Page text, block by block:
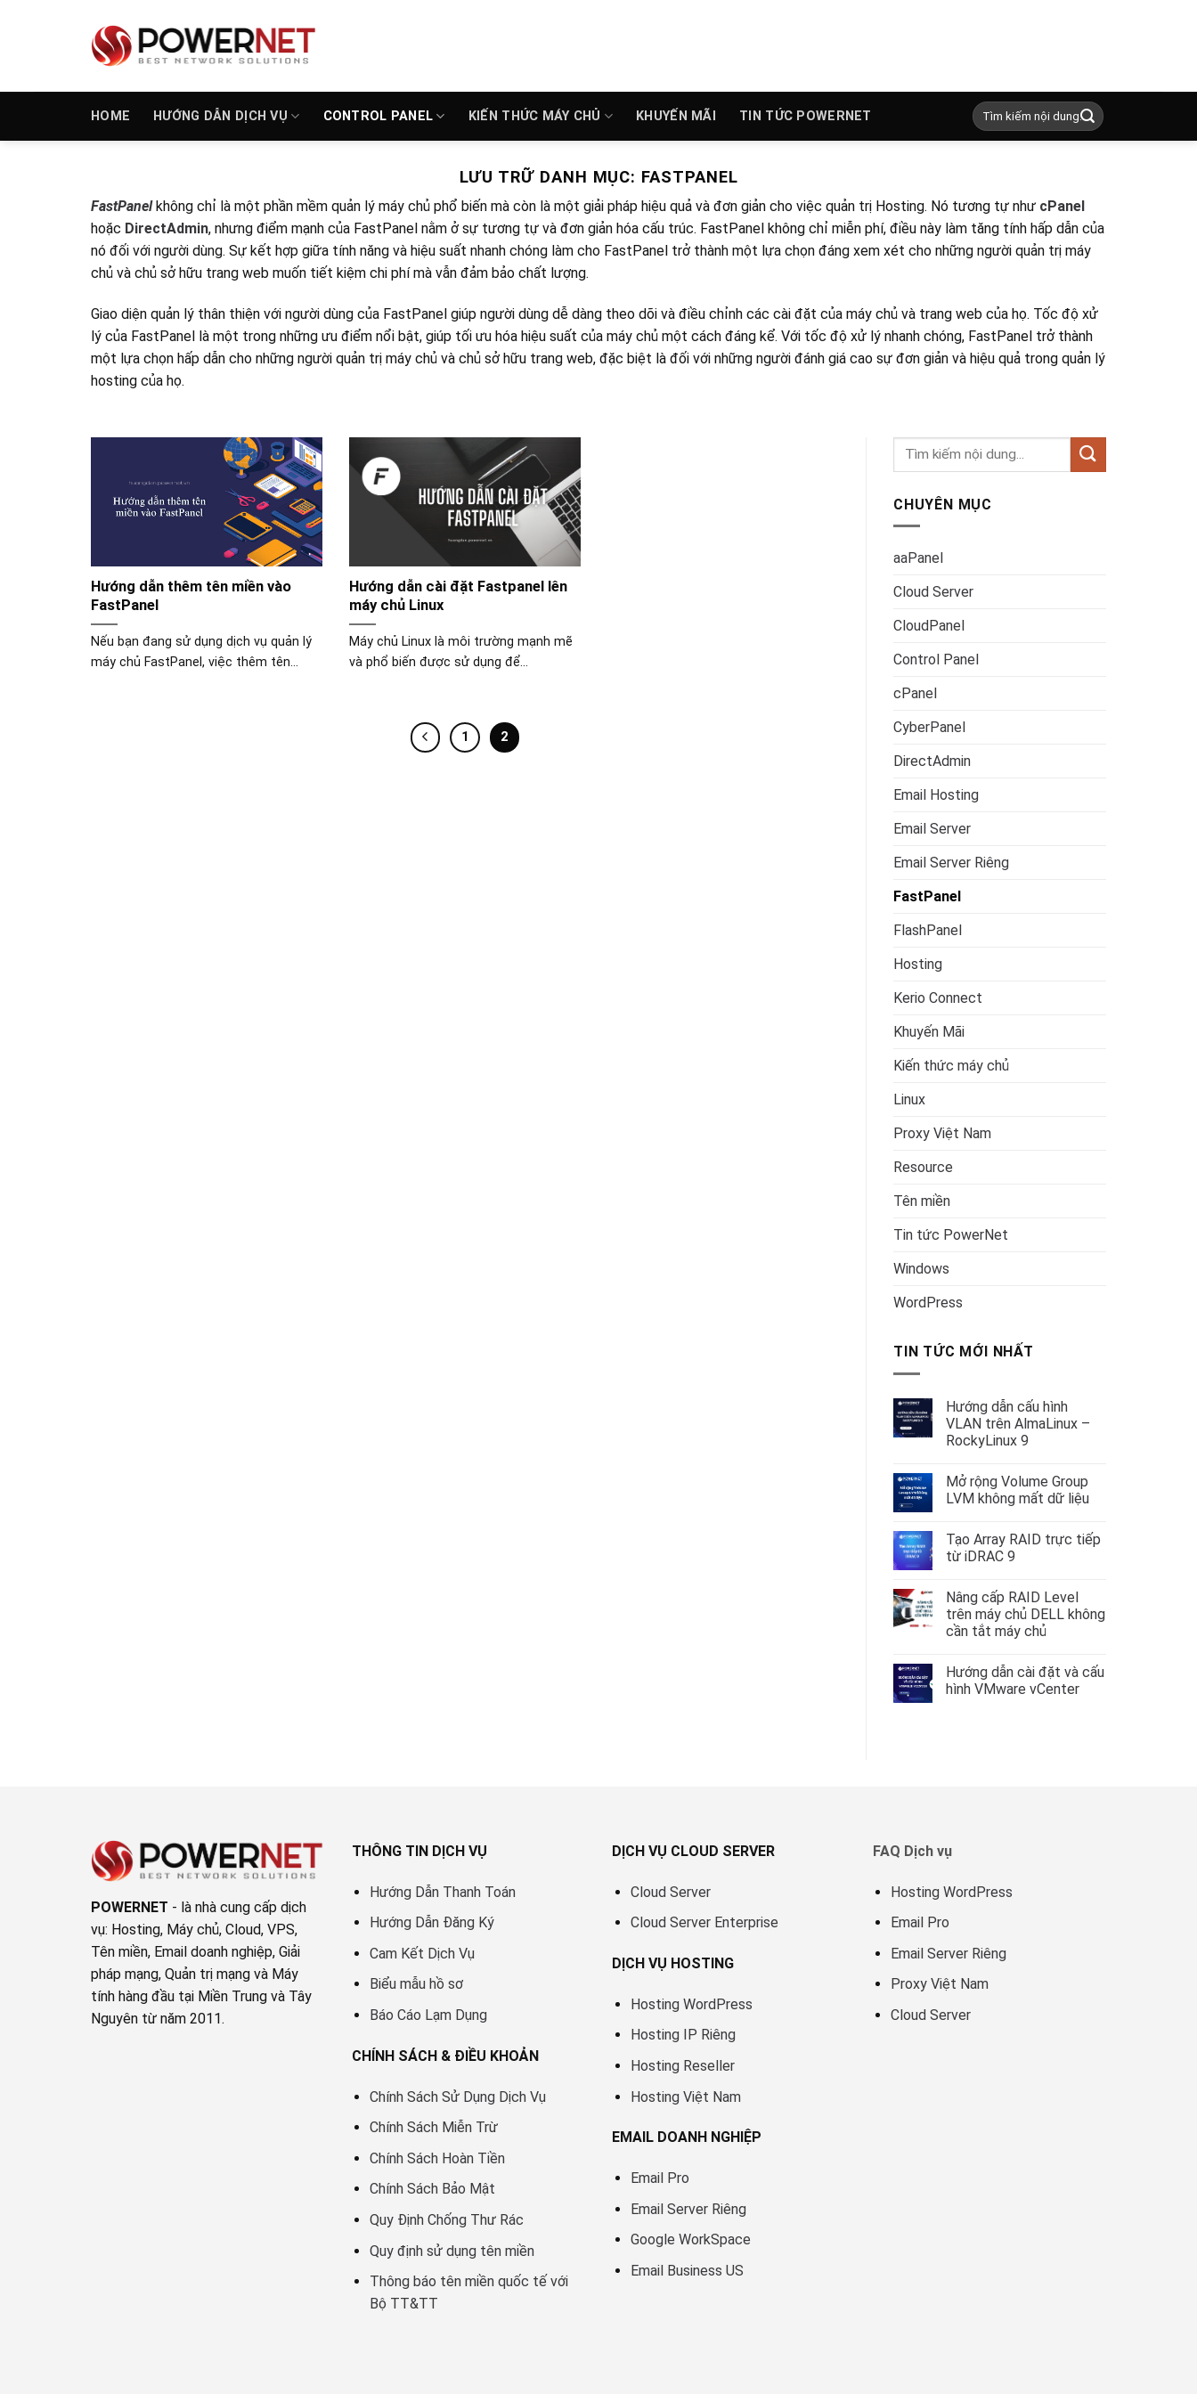
HOME HƯỚNG DẪN DỊCH VỤ CONTROL PANEL KIẾN THỨC MÁY CHỦ KHUYẾN MÃI TIN TỨC POWERNET
LƯU TRỮ DANH MỤC: FASTPANEL
FastPanelkhông chỉ là một phần mềm quản lý máy chủ phổ biến mà còn là một giải pháp hiệu quả và đơn giản cho việc quản trị Hosting. Nó tương tự như cPanel
hoặc DirectAdmin, nhưng điểm mạnh của FastPanel nằm ở sự tương tự và đơn giản hóa cấu trúc. FastPanel không chỉ miễn phí, điều này làm tăng tính hấp dẫn của
nó đối với người dùng. Sự kết hợp giữa tính năng và hiệu suất nhanh chóng làm cho FastPanel trở thành một lựa chọn đáng xem xét cho những người quản trị máy
chủ và chủ sở hữu trang web muốn tiết kiệm chi phí mà vẫn đảm bảo chất lượng.
Giao diện quản lý thân thiện với người dùng của FastPanel giúp người dùng dễ dàng theo dõi và điều chỉnh các cài đặt của máy chủ và trang web của họ. Tốc độ xử
lý của FastPanel là một trong những ưu điểm nổi bật, giúp tối ưu hóa hiệu suất của máy chủ một cách đáng kể. Với tốc độ xử lý nhanh chóng, FastPanel trở thành
một lựa chọn hấp dẫn cho những người quản trị máy chủ và chủ sở hữu trang web, đặc biệt là đối với những người đánh giá cao sự đơn giản và hiệu quả trong quản lý
hosting của họ.
Hướng dẫn thêm tên miền vào
FastPanel
Nếu bạn đang sử dụng dịch vụ quản lý
máy chủ FastPanel, việc thêm tên...
Hướng dẫn cài đặt Fastpanel lên
máy chủ Linux
Máy chủ Linux là môi trường mạnh mẽ
và phổ biến được sử dụng để...
1 2
CHUYÊN MỤC
aaPanel
Cloud Server
CloudPanel
Control Panel
cPanel
CyberPanel
DirectAdmin
Email Hosting
Email Server
Email Server Riêng
FastPanel
FlashPanel
Hosting
Kerio Connect
Khuyến Mãi
Kiến thức máy chủ
Linux
Proxy Việt Nam
Resource
Tên miền
Tin tức PowerNet
Windows
WordPress
TIN TỨC MỚI NHẤT
Hướng dẫn cấu hình
VLAN trên AlmaLinux –
RockyLinux 9
bình
luận
ở
cấu
hình
VLAN
AlmaLinux
–
RockyLinux
9
Mở rộng Volume Group
LVM không mất dữ liệu
bình
luận
ở
Volume
Group
LVM
không
liệu
Tạo Array RAID trực tiếp
từ iDRAC 9
bình
luận
ở
Tạo
trực
tiếp
từ
Nâng cấp RAID Level
trên máy chủ DELL không
cần tắt máy chủ
bình
luận
ở
chủ
Hướng dẫn cài đặt và cấu
hình VMware vCenter
VMware
vCenter
POWERNET - là nhà cung cấp dịch
vụ: Hosting, Máy chủ, Cloud, VPS,
Tên miền, Email doanh nghiệp, Giải
pháp mạng, Quản trị mạng và Máy
tính hàng đầu tại Miền Trung và Tây
Nguyên từ năm 2011.
THÔNG TIN DỊCH VỤ
Hướng Dẫn Thanh Toán
Hướng Dẫn Đăng Ký
Cam Kết Dịch Vụ
Biểu mẫu hồ sơ
Báo Cáo Lạm Dụng
CHÍNH SÁCH & ĐIỀU KHOẢN
Chính Sách Sử Dụng Dịch Vụ
Chính Sách Miễn Trừ
Chính Sách Hoàn Tiền
Chính Sách Bảo Mật
Quy Định Chống Thư Rác
Quy định sử dụng tên miền
Thông báo tên miền quốc tế với
Bộ TT&TT
DỊCH VỤ CLOUD SERVER
Cloud Server
Cloud Server Enterprise
DỊCH VỤ HOSTING
Hosting WordPress
Hosting IP Riêng
Hosting Reseller
Hosting Việt Nam
EMAIL DOANH NGHIỆP
Email Pro
Email Server Riêng
Google WorkSpace
Email Business US
FAQ Dịch vụ
Hosting WordPress
Email Pro
Email Server Riêng
Proxy Việt Nam
Cloud Server